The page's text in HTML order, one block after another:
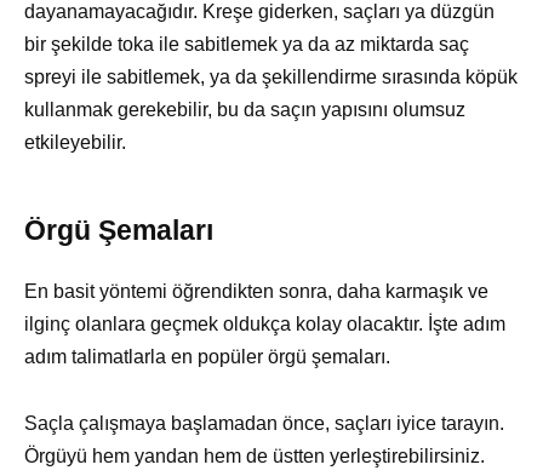
dayanamayacağıdır. Kreşe giderken, saçları ya düzgün
bir şekilde toka ile sabitlemek ya da az miktarda saç
spreyi ile sabitlemek, ya da şekillendirme sırasında köpük
kullanmak gerekebilir, bu da saçın yapısını olumsuz
etkileyebilir.
Örgü Şemaları
En basit yöntemi öğrendikten sonra, daha karmaşık ve
ilginç olanlara geçmek oldukça kolay olacaktır. İşte adım
adım talimatlarla en popüler örgü şemaları.
Saçla çalışmaya başlamadan önce, saçları iyice tarayın.
Örgüyü hem yandan hem de üstten yerleştirebilirsiniz.